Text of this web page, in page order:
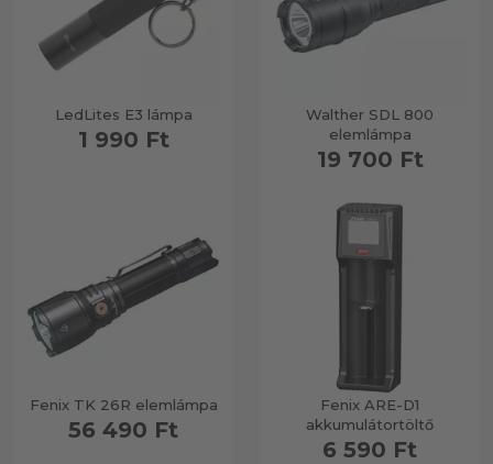
LedLites E3 lámpa
1 990 Ft
Walther SDL 800
elemlámpa
19 700 Ft
Fenix TK 26R elemlámpa
56 490 Ft
Fenix ARE-D1
akkumulátortöltő
6 590 Ft